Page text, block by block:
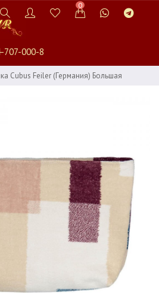
0
707-000-8
Cubus Feiler (Германия) Большая